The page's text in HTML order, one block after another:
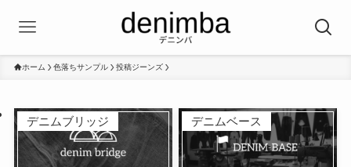
ホーム 色落ちサンプル 投稿ジーンズ
デニムブリッジ デニムベース